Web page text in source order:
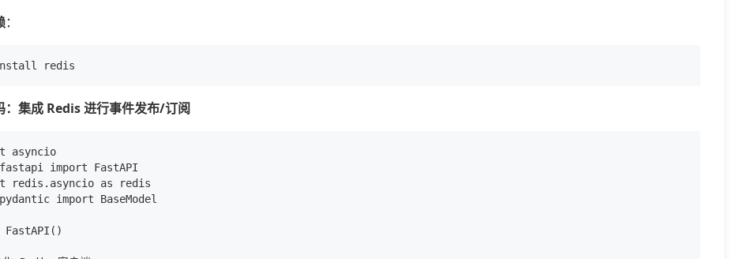
：
：集成 Redis 进行事件发布/订阅
asyncio
import FastAPI
redis.asyncio as redis
import BaseModel
FastAPI()